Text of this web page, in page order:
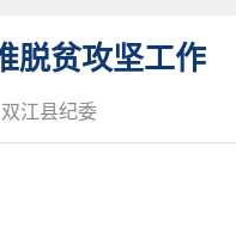
脱贫攻坚工作
江县纪委